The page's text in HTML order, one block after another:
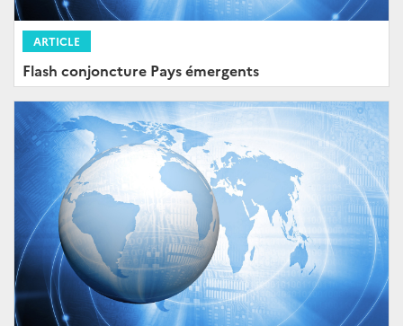
ARTICLE
Flash conjoncture Pays émergents